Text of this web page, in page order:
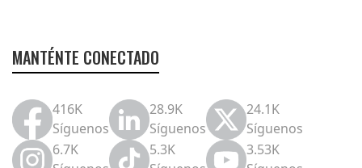
MANTÉNTE CONECTADO
416K
Síguenos
28.9K
Síguenos
24.1K
Síguenos
6.7K
5.3K
3.53K